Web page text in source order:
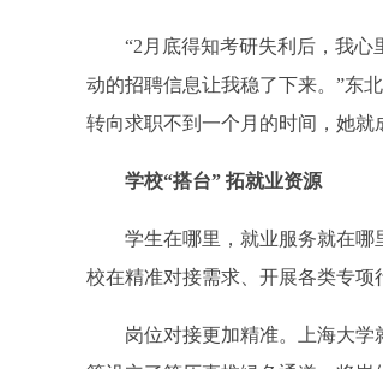
“2月底得知考研失利后，我心
动的招聘信息让我稳了下来。”东
转向求职不到一个月的时间，她就
学校“搭台” 拓就业资源
学生在哪里，就业服务就在哪
校在精准对接需求、开展各类专项
岗位对接更加精准。上海大学